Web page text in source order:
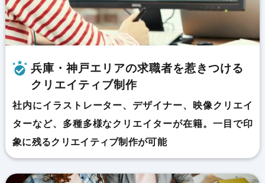
兵庫・神戸エリアの求職者を惹きつける
クリエイティブ制作
社内にイラストレーター、デザイナー、映像クリエイ
ターなど、多種多様なクリエイターが在籍。一目で印
象に残るクリエイティブ制作が可能